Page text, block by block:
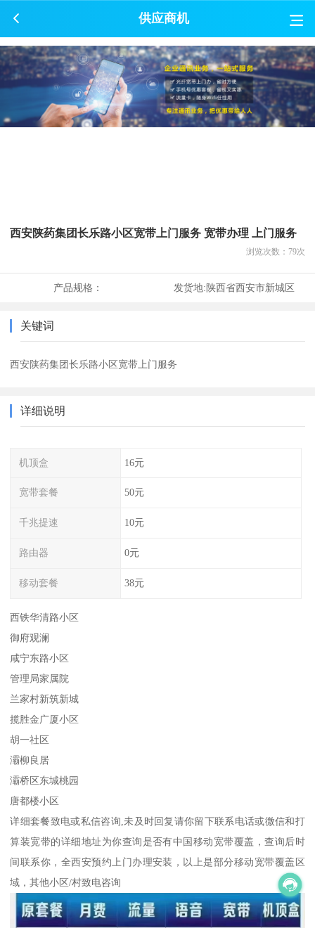
供应商机
西安陕药集团长乐路小区宽带上门服务 宽带办理 上门服务
浏览次数： 79次
产品规格： 发货地:陕西省西安市新城区
关键词
西安陕药集团长乐路小区宽带上门服务
详细说明
机顶盒 16元
宽带套餐 50元
千兆提速 10元
路由器 0元
移动套餐 38元
西铁华清路小区
御府观澜
咸宁东路小区
管理局家属院
兰家村新筑新城
揽胜金广厦小区
胡一社区
灞柳良居
灞桥区东城桃园
唐都楼小区
详细套餐致电或私信咨询,未及时回复请你留下联系电话或微信和打
算装宽带的详细地址为你查询是否有中国移动宽带覆盖，查询后时
间联系你，全西安预约上门办理安装，以上是部分移动宽带覆盖区
域，其他小区/村致电咨询